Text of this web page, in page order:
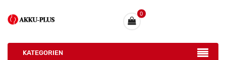
0
KATEGORIEN